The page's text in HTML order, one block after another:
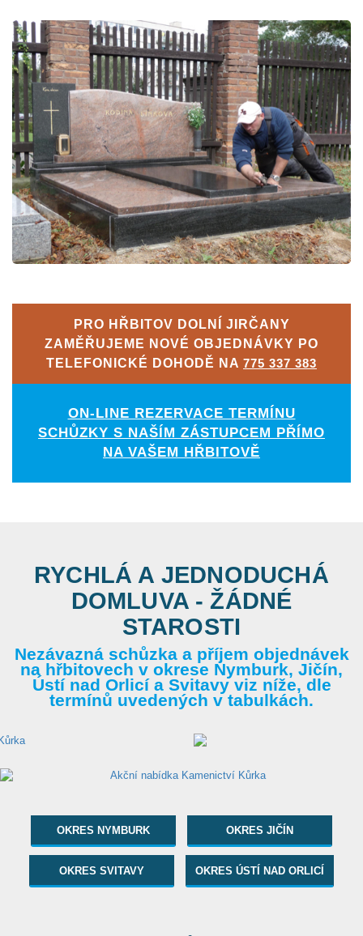
PRO HŘBITOV DOLNÍ JIRČANY
ZAMĚŘUJEME NOVÉ OBJEDNÁVKY PO
TELEFONICKÉ DOHODĚ NA 775 337 383
ON-LINE REZERVACE TERMÍNU
SCHŮZKY S NAŠÍM ZÁSTUPCEM PŘÍMO
NA VAŠEM HŘBITOVĚ
RYCHLÁ A JEDNODUCHÁ
DOMLUVA - ŽÁDNÉ
STAROSTI
Nezávazná schůzka a příjem objednávek
na hřbitovech v okrese Nymburk, Jičín,
Ústí nad Orlicí a Svitavy viz níže, dle
termínů uvedených v tabulkách.
OKRES NYMBURK OKRES JIČÍN
OKRES SVITAVY OKRES ÚSTÍ NAD ORLICÍ